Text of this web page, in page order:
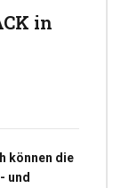
in
können die
und